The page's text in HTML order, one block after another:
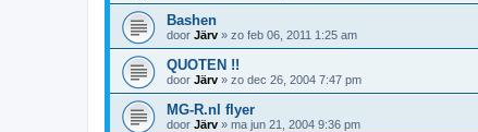
Bashen
door Järv » zo feb 06, 2011 1:25 am
QUOTEN !!
door Järv » zo dec 26, 2004 7:47 pm
MG-R.nl flyer
door Järv » ma jun 21, 2004 9:36 pm